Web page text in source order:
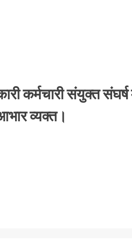
कर्मचारी संयुक्त संघर्ष
व्यक्त।